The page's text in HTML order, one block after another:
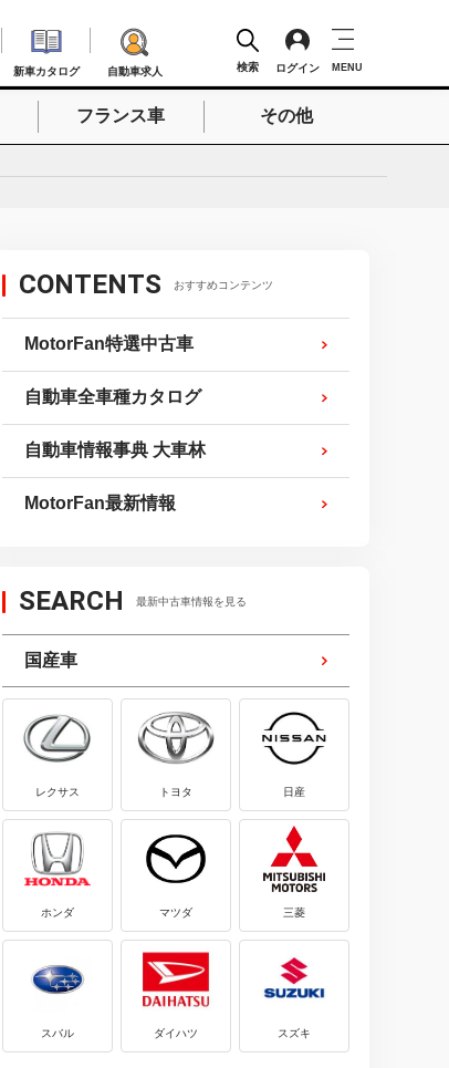
新車カタログ 自動車求人 検索 ログイン MENU
フランス車 その他
CONTENTS おすすめコンテンツ
MotorFan特選中古車
自動車全車種カタログ
自動車情報事典 大車林
MotorFan最新情報
SEARCH 最新中古車情報を見る
国産車
レクサス トヨタ 日産
ホンダ マツダ 三菱
スバル ダイハツ スズキ